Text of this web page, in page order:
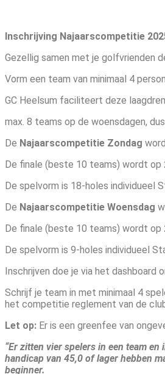
Inschrijving Najaarscompetitie
Gezellig samen met je golfvrienden
Vorm een team van minimaal 4
GC Heelsum faciliteert deze
max. 8 teams op de woensdagen,
De Najaarscompetitie Zondag
De finale (beste 10 teams) wordt op
De spelvorm is 18-holes individueel
De Najaarscompetitie Woensdag
De finale (beste 10 teams) wordt op
De spelvorm is 9-holes individueel
Inschrijven doe je via het dashboard
Schrijf je team in met minimaal 4
het competitie reglement van de
Let op: Er is een greenfee van
“Er zitten vier spelers in een team
handicap van 45,0 of lager hebben
beginner.